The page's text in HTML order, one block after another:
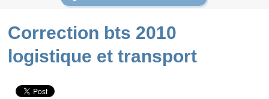
Correction bts 2010
logistique et transport